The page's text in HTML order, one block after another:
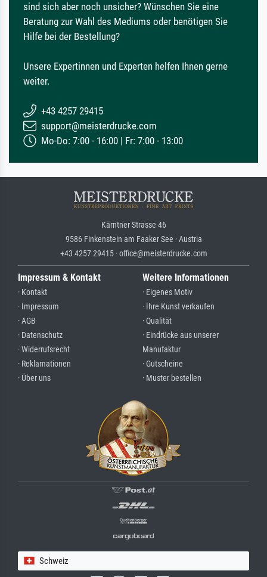
sind sich aber noch unsicher? Wünschen Sie eine
Beratung zur Wahl des Mediums oder benötigen Sie
Hilfe bei der Bestellung?
Unsere Expertinnen und Experten helfen Ihnen gerne
weiter.
+43 4257 29415
support@meisterdrucke.com
Mo-Do: 7:00 - 16:00 | Fr: 7:00 - 13:00
Kärntner Strasse 46
9586 Finkenstein am Faaker See · Austria
+43 4257 29415 · office@meisterdrucke.com
Impressum & Kontakt
· Kontakt
· Impressum
· AGB
· Datenschutz
· Widerrufsrecht
· Reklamationen
· Über uns
Weitere Informationen
· Eigenes Motiv
· Ihre Kunst verkaufen
· Qualität
· Eindrücke aus unserer
Manufaktur
· Gutscheine
· Muster bestellen
Schweiz